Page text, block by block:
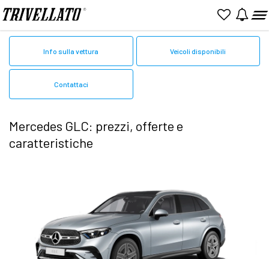
Home Mercedes
Info sulla vettura Veicoli disponibili
Contattaci
Mercedes GLC: prezzi, offerte e
caratteristiche